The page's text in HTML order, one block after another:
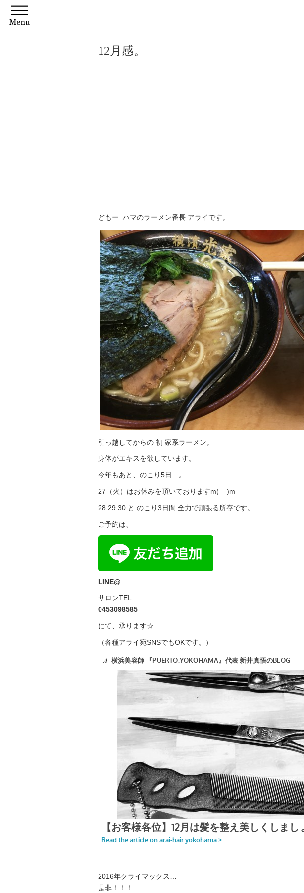
12月感。
どもー ハマのラーメン番長 アライです。
引っ越してからの 初 家系ラーメン。
身体がエキスを欲しています。
今年もあと、のこり5日…。
27（火）はお休みを頂いておりますm(__)m
28 29 30 と のこり3日間 全力で頑張る所存です。
ご予約は、
LINE@
サロンTEL
0453098585
にて、承ります☆
（各種アライ宛SNSでもOKです。）
2016年クライマックス…
是非！！！